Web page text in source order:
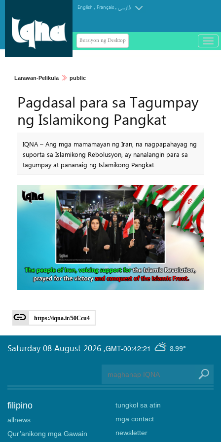
English . Français.فارسی
Bersiyon ng Desktop
باز
و
Larawan-Pelikula public
Pagdasal para sa Tagumpay
ng Islamikong Pangkat
IQNA – Ang mga mamamayan ng Iran, na nagpapahayag ng
suporta sa Islamikong Rebolusyon, ay nanalangin para sa
tagumpay at pananaig ng Islamikong Pangkat.
https://iqna.ir/50Ccu4
GMT-00:42:21 8.99°
Saturday 08 August 2026 ,
filipino
allnews
Qur’anikong mga Gawain
tungkol sa atin
mga contact
newsletter